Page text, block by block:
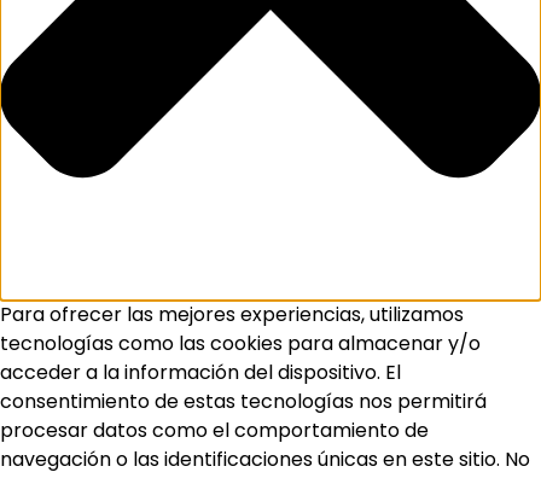
Para ofrecer las mejores experiencias, utilizamos
tecnologías como las cookies para almacenar y/o
acceder a la información del dispositivo. El
consentimiento de estas tecnologías nos permitirá
procesar datos como el comportamiento de
navegación o las identificaciones únicas en este sitio. No